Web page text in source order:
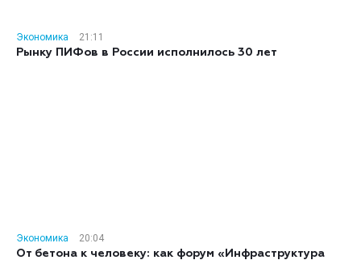
Экономика
21:11
Рынку ПИФов в России исполнилось 30 лет
Экономика
20:04
От бетона к человеку: как форум «Инфраструктура